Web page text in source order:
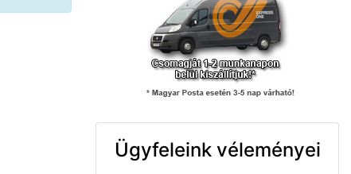
Ügyfeleink véleményei